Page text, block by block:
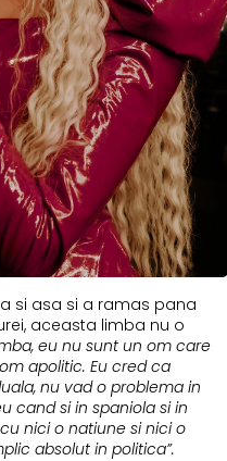
si asa si a ramas pana
aceasta limba nu o
eu nu sunt un om care
apolitic. Eu cred ca
nu vad o problema in
cand si in spaniola si in
nici o natiune si nici o
absolut in politica”.